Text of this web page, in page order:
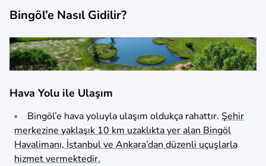
Bingöl’e Nasıl Gidilir?
Hava Yolu ile Ulaşım
Bingöl’e hava yoluyla ulaşım oldukça rahattır. Şehir
merkezine yaklaşık 10 km uzaklıkta yer alan Bingöl
Havalimanı, İstanbul ve Ankara’dan düzenli uçuşlarla
hizmet vermektedir.